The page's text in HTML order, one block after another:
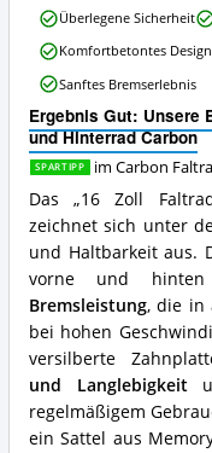
Carbon
Faltrad
erhältlich?
Ergebnis Gut: Unsere
und Hinterrad Carbon
SPARTIPP im Carbon
Das „16 Zoll
zeichnet sich unter
und Haltbarkeit aus.
vorne und
Bremsleistung, die in
bei hohen
versilberte
und Langlebigkeit
regelmäßigem
ein Sattel aus
16
Zoll
Faltrad
Vorder-
und
Hinterrad
Carbon
Vorteile:
Was
spricht
für
dieses
Carbon
Faltrad?
Überlegene Sicherheit
Komfortbetontes Design
Sanftes Bremserlebnis